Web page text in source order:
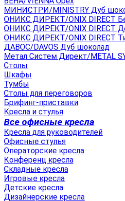
МИНИСТРИ/MINISTRY Дуб
ОНИКС ДИРЕКТ/ONIX DIRECT
ОНИКС ДИРЕКТ/ONIX DIRECT
ОНИКС ДИРЕКТ/ONIX DIRECT
ДАВОС/DAVOS Дуб шоколад
Метал Систем Директ/METAL
Столы
Шкафы
Тумбы
Столы для переговоров
Брифинг-приставки
Кресла и стулья
Все офисные кресла
Кресла для руководителей
Офисные стулья
Операторские кресла
Конференц кресла
Складные кресла
Игровые кресла
Детские кресла
Дизайнерские кресла